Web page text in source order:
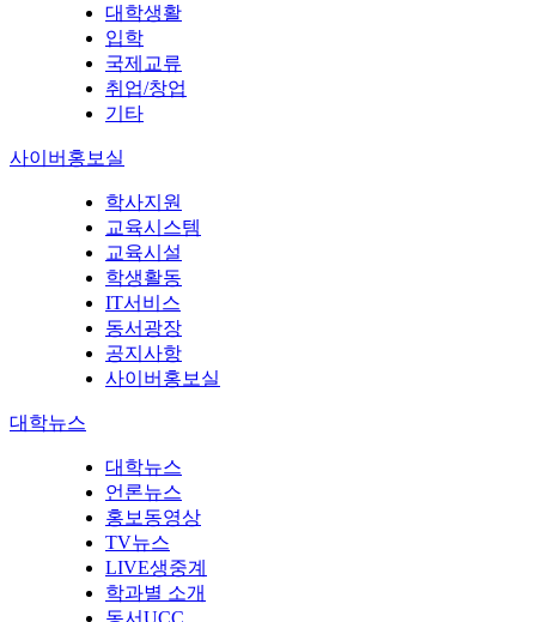
대학생활
입학
국제교류
취업/창업
기타
사이버홍보실
학사지원
교육시스템
교육시설
학생활동
IT서비스
동서광장
공지사항
사이버홍보실
대학뉴스
대학뉴스
언론뉴스
홍보동영상
TV뉴스
LIVE생중계
학과별 소개
동서UCC